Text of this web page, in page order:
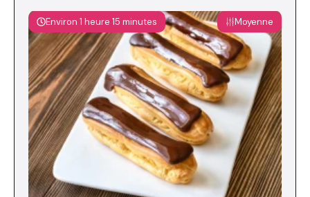
Environ 1 heure 15 minutes Moyenne